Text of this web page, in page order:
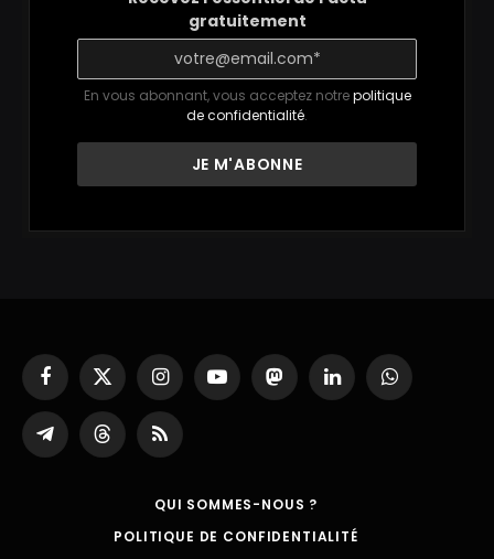
gratuitement
En vous abonnant, vous acceptez notrepolitique
de confidentialité.
Facebook
X
(Twitter)
InstagramYouTubeMastodonLinkedInWhatsApp
Partager
sur
ThreadsRSS
QUI SOMMES-NOUS ?
POLITIQUE DE CONFIDENTIALITÉ